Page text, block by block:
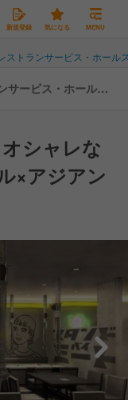
新規登録 気になる MENU
ストランサービス・ホール
サービス・ホールス
シャレな
×アジアン